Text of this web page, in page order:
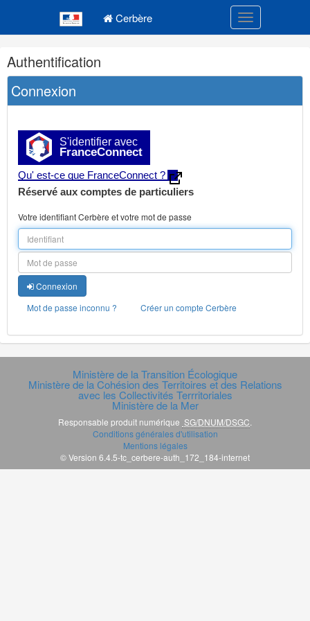
Cerbère Toggle
Navigation
et
outils
annexes
Authentification
Connexion
S'identifier avec
FranceConnect
Qu' est-ce que FranceConnect ?
Réservé aux comptes de particuliers
Votre identifiant Cerbère et votre mot de passe
Connexion
Mot de passe inconnu ?
Créer un compte Cerbère
Ministère de la Transition Écologique
Ministère de la Cohésion des Territoires et des Relations
avec les Collectivités Terrritoriales
Ministère de la Mer
Responsable produit numérique SG/DNUM/DSGC.
Conditions générales d'utilisation
Mentions légales
© Version 6.4.5-tc_cerbere-auth_172_184-internet